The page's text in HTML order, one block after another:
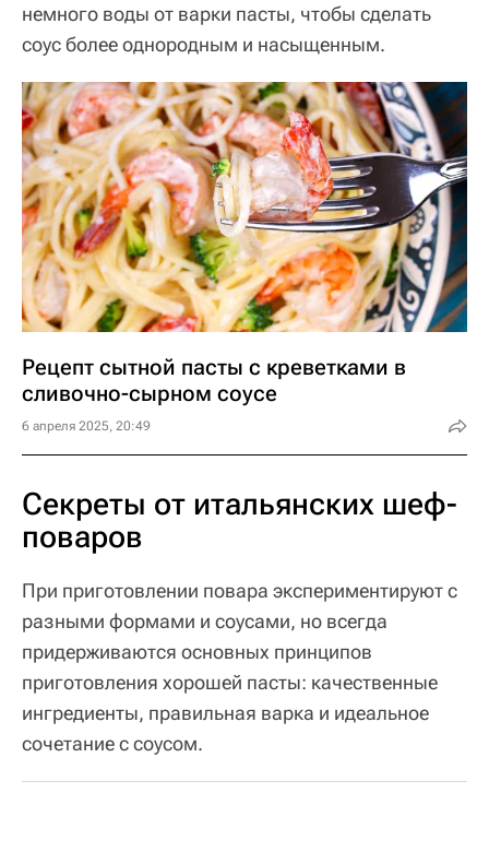
немного воды от варки пасты, чтобы сделать
соус более однородным и насыщенным.
Рецепт сытной пасты с креветками в
сливочно-сырном соусе
6 апреля 2025, 20:49
Секреты от итальянских шеф-
поваров
При приготовлении повара экспериментируют с
разными формами и соусами, но всегда
придерживаются основных принципов
приготовления хорошей пасты: качественные
ингредиенты, правильная варка и идеальное
сочетание с соусом.